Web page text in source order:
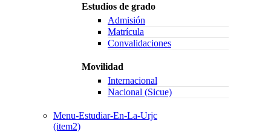
Estudios de grado
Admisión
Matrícula
Convalidaciones
Movilidad
Internacional
Nacional (Sicue)
Menu-Estudiar-En-La-Urjc
(item2)